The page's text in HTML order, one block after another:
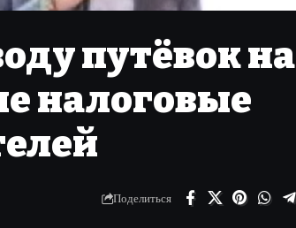
путёвок на
налоговые
Поделиться